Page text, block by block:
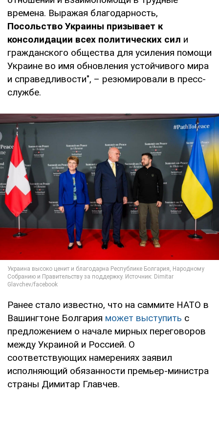
времена. Выражая благодарность,
Посольство Украины призывает к
консолидации всех политических сил и
гражданского общества для усиления помощи
Украине во имя обновления устойчивого мира
и справедливости", – резюмировали в пресс-
службе.
Ранее стало известно, что на саммите НАТО в
Вашингтоне Болгария может выступить с
предложением о начале мирных переговоров
между Украиной и Россией. О
соответствующих намерениях заявил
исполняющий обязанности премьер-министра
страны Димитар Главчев.